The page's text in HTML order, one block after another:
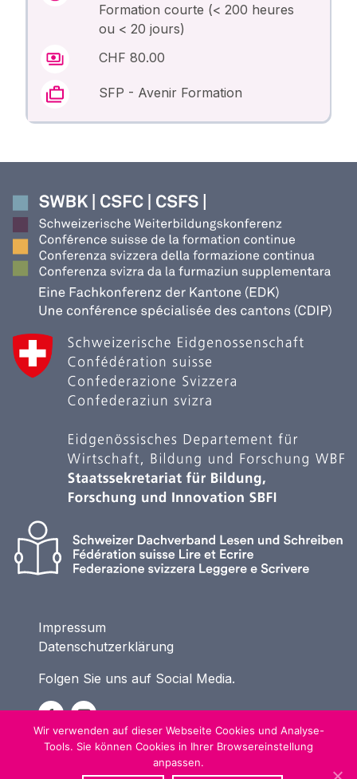
Formation courte (< 200 heures
ou < 20 jours)
CHF 80.00
SFP - Avenir Formation
Impressum
Datenschutzerklärung
Folgen Sie uns auf Social Media.
Wir verwenden auf dieser Webseite Cookies und Analyse-
Tools. Sie können Cookies in Ihrer Browsereinstellung
anpassen.